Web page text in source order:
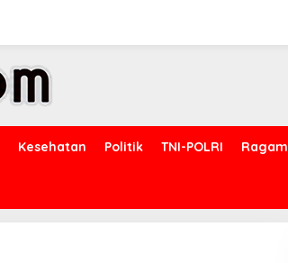
Kesehatan Politik TNI-POLRI Ragam